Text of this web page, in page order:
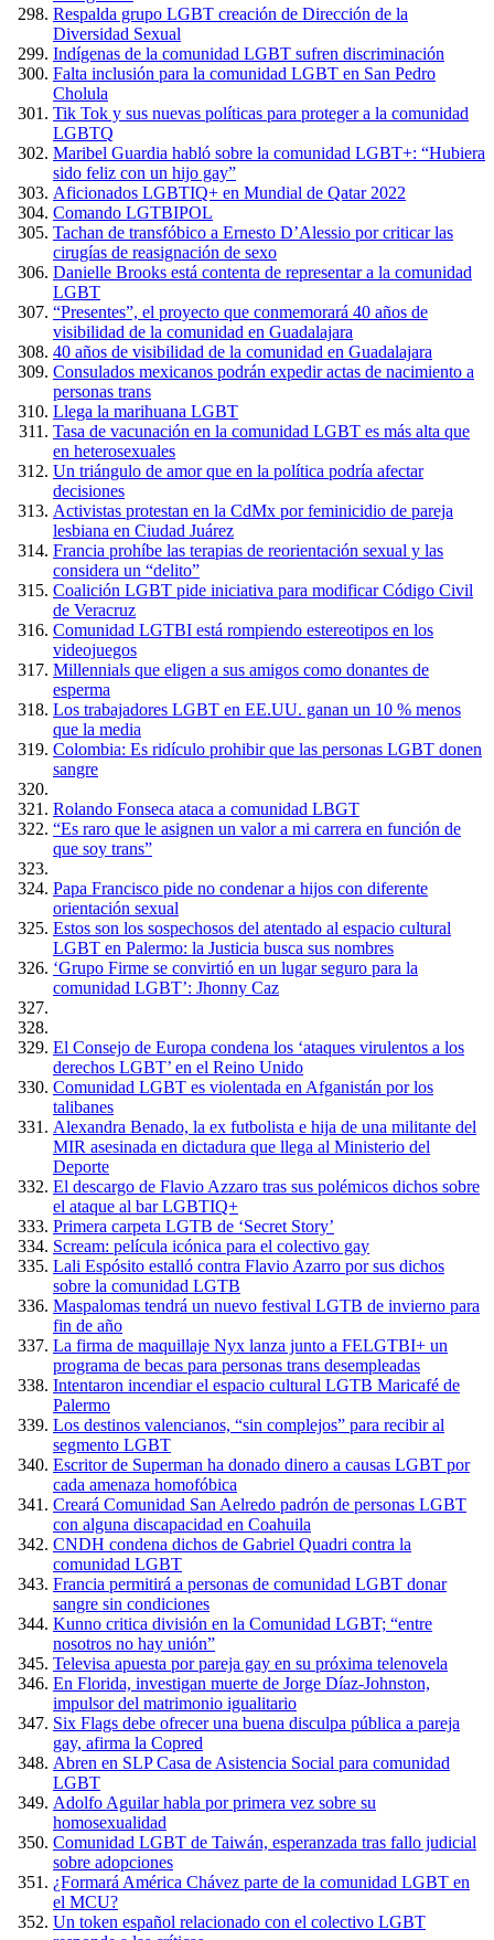
Respalda grupo LGBT creación de Dirección de la
Diversidad Sexual
Indígenas de la comunidad LGBT sufren discriminación
Falta inclusión para la comunidad LGBT en San Pedro
Cholula
Tik Tok y sus nuevas políticas para proteger a la comunidad
LGBTQ
Maribel Guardia habló sobre la comunidad LGBT+: “Hubiera
sido feliz con un hijo gay”
Aficionados LGBTIQ+ en Mundial de Qatar 2022
Comando LGTBIPOL
Tachan de transfóbico a Ernesto D’Alessio por criticar las
cirugías de reasignación de sexo
Danielle Brooks está contenta de representar a la comunidad
LGBT
“Presentes”, el proyecto que conmemorará 40 años de
visibilidad de la comunidad en Guadalajara
40 años de visibilidad de la comunidad en Guadalajara
Consulados mexicanos podrán expedir actas de nacimiento a
personas trans
Llega la marihuana LGBT
Tasa de vacunación en la comunidad LGBT es más alta que
en heterosexuales
Un triángulo de amor que en la política podría afectar
decisiones
Activistas protestan en la CdMx por feminicidio de pareja
lesbiana en Ciudad Juárez
Francia prohíbe las terapias de reorientación sexual y las
considera un “delito”
Coalición LGBT pide iniciativa para modificar Código Civil
de Veracruz
Comunidad LGTBI está rompiendo estereotipos en los
videojuegos
Millennials que eligen a sus amigos como donantes de
esperma
Los trabajadores LGBT en EE.UU. ganan un 10 % menos
que la media
Colombia: Es ridículo prohibir que las personas LGBT donen
sangre
Rolando Fonseca ataca a comunidad LBGT
“Es raro que le asignen un valor a mi carrera en función de
que soy trans”
Papa Francisco pide no condenar a hijos con diferente
orientación sexual
Estos son los sospechosos del atentado al espacio cultural
LGBT en Palermo: la Justicia busca sus nombres
‘Grupo Firme se convirtió en un lugar seguro para la
comunidad LGBT’: Jhonny Caz
El Consejo de Europa condena los ‘ataques virulentos a los
derechos LGBT’ en el Reino Unido
Comunidad LGBT es violentada en Afganistán por los
talibanes
Alexandra Benado, la ex futbolista e hija de una militante del
MIR asesinada en dictadura que llega al Ministerio del
Deporte
El descargo de Flavio Azzaro tras sus polémicos dichos sobre
el ataque al bar LGBTIQ+
Primera carpeta LGTB de ‘Secret Story’
Scream: película icónica para el colectivo gay
Lali Espósito estalló contra Flavio Azarro por sus dichos
sobre la comunidad LGTB
Maspalomas tendrá un nuevo festival LGTB de invierno para
fin de año
La firma de maquillaje Nyx lanza junto a FELGTBI+ un
programa de becas para personas trans desempleadas
Intentaron incendiar el espacio cultural LGTB Maricafé de
Palermo
Los destinos valencianos, “sin complejos” para recibir al
segmento LGBT
Escritor de Superman ha donado dinero a causas LGBT por
cada amenaza homofóbica
Creará Comunidad San Aelredo padrón de personas LGBT
con alguna discapacidad en Coahuila
CNDH condena dichos de Gabriel Quadri contra la
comunidad LGBT
Francia permitirá a personas de comunidad LGBT donar
sangre sin condiciones
Kunno critica división en la Comunidad LGBT; “entre
nosotros no hay unión”
Televisa apuesta por pareja gay en su próxima telenovela
En Florida, investigan muerte de Jorge Díaz-Johnston,
impulsor del matrimonio igualitario
Six Flags debe ofrecer una buena disculpa pública a pareja
gay, afirma la Copred
Abren en SLP Casa de Asistencia Social para comunidad
LGBT
Adolfo Aguilar habla por primera vez sobre su
homosexualidad
Comunidad LGBT de Taiwán, esperanzada tras fallo judicial
sobre adopciones
¿Formará América Chávez parte de la comunidad LGBT en
el MCU?
Un token español relacionado con el colectivo LGBT